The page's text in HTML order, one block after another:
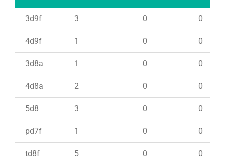
3d9f 3 0 0
4d9f 1 0 0
3d8a 1 0 0
4d8a 2 0 0
5d8 3 0 0
pd7f 1 0 0
td8f 5 0 0